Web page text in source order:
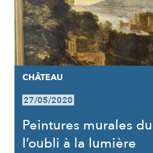
CHÂTEAU
27/05/2020
Peintures murales
l’oubli à la lumière